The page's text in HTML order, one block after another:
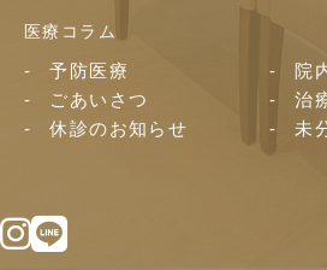
医療コラム
予防医療
院
ごあいさつ
治
休診のお知らせ
未